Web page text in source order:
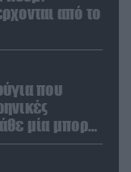
από το
που
μία μπορεί